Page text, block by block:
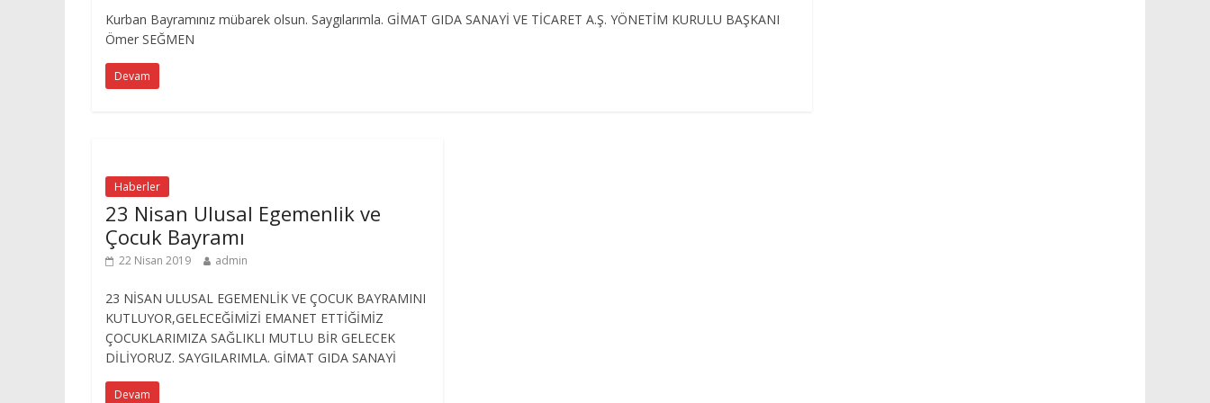
Kurban Bayramınız mübarek olsun. Saygılarımla. GİMAT GIDA SANAYİ VE TİCARET A.Ş. YÖNETİM KURULU BAŞKANI
Ömer SEĞMEN
Devam
Haberler
23 Nisan Ulusal Egemenlik ve
Çocuk Bayramı
22 Nisan 2019 admin
23 NİSAN ULUSAL EGEMENLİK VE ÇOCUK BAYRAMINI
KUTLUYOR,GELECEĞİMİZİ EMANET ETTİĞİMİZ
ÇOCUKLARIMIZA SAĞLIKLI MUTLU BİR GELECEK
DİLİYORUZ. SAYGILARIMLA. GİMAT GIDA SANAYİ
Devam